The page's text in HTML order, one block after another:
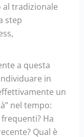
tradizionale
step
a questa
in
un
nel tempo:
Ha
Qual è